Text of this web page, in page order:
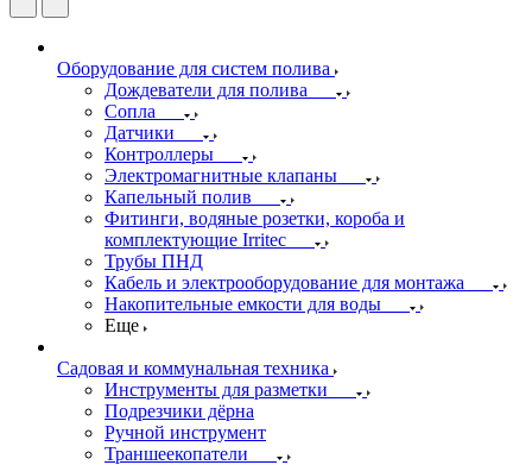
Оборудование для систем полива
Дождеватели для полива
Сопла
Датчики
Контроллеры
Электромагнитные клапаны
Капельный полив
Фитинги, водяные розетки, короба и
комплектующие Irritec
Трубы ПНД
Кабель и электрооборудование для монтажа
Накопительные емкости для воды
Еще
Садовая и коммунальная техника
Инструменты для разметки
Подрезчики дёрна
Ручной инструмент
Траншеекопатели